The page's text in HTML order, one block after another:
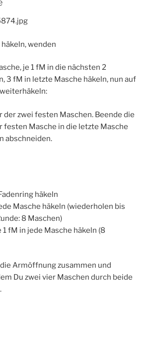
wenden
je 1 fM in die nächsten 2
3 fM in letzte Masche häkeln, nun auf
der zwei festen Maschen. Beende die
festen Masche in die letzte Masche
abschneiden.
häkeln
Masche häkeln (wiederholen bis
8 Maschen)
1 fM in jede Masche häkeln (8
Armöffnung zusammen und
Du zwei vier Maschen durch beide